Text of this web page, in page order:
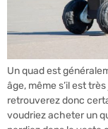
Un quad est
âge, même s’il est
retrouverez donc
voudriez acheter un